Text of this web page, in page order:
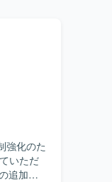
強化のた
追加・